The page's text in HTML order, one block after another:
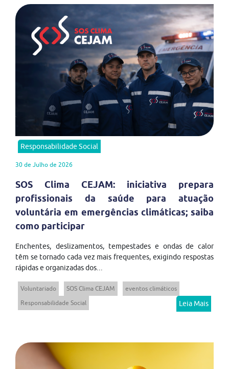
Responsabilidade Social
30 de Julho de 2026
SOS Clima CEJAM: iniciativa prepara
profissionais da saúde para atuação
voluntária em emergências climáticas; saiba
como participar
Enchentes, deslizamentos, tempestades e ondas de calor
têm se tornado cada vez mais frequentes, exigindo respostas
rápidas e organizadas dos...
Voluntariado SOS Clima CEJAM
eventos climáticos
Responsabilidade Social
Leia Mais